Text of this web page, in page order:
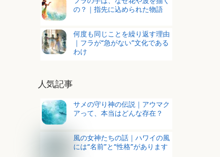
の？｜指先に込められた物語
何度も同じことを繰り返す理由
｜フラが“急がない”文化である
わけ
人気記事
サメの守り神の伝説｜アウマク
アって、本当はどんな存在？
風の女神たちの話｜ハワイの風
には“名前”と“性格”があります